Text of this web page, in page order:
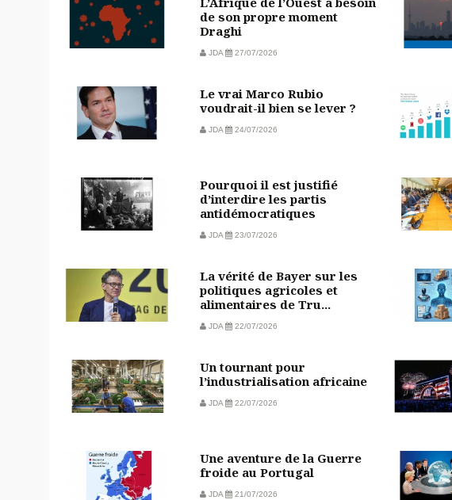
de son propre moment
Draghi
JDA 27/07/2026
Le vrai Marco Rubio
voudrait-il bien se lever ?
JDA 24/07/2026
Pourquoi il est justifié
d’interdire les partis
antidémocratiques
JDA 23/07/2026
La vérité de Bayer sur les
politiques agricoles et
alimentaires de Tru...
JDA 22/07/2026
Un tournant pour
l’industrialisation africaine
JDA 22/07/2026
Une aventure de la Guerre
froide au Portugal
JDA 21/07/2026